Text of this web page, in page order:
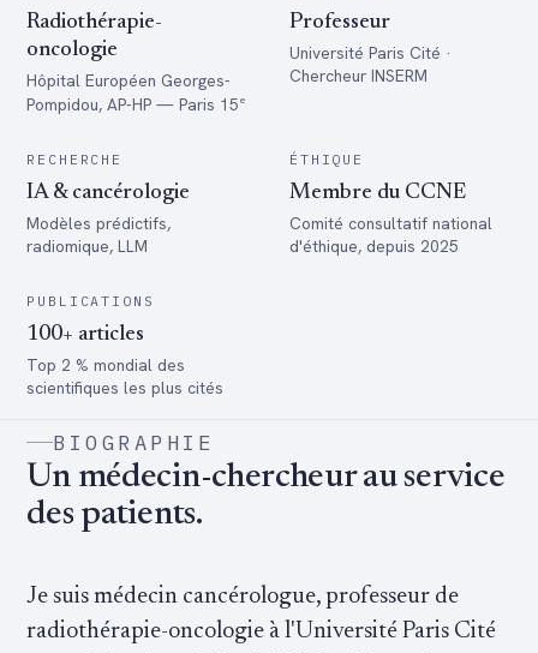
Radiothérapie-
oncologie
Hôpital Européen Georges-
Pompidou, AP-HP — Paris 15e
Professeur
Université Paris Cité ·
Chercheur INSERM
RECHERCHE
IA & cancérologie
Modèles prédictifs,
radiomique, LLM
ÉTHIQUE
Membre du CCNE
Comité consultatif national
d'éthique, depuis 2025
PUBLICATIONS
100+ articles
Top 2 % mondial des
scientifiques les plus cités
BIOGRAPHIE
Un médecin-chercheur au service
des patients.
Je suis médecin cancérologue, professeur de
radiothérapie-oncologie à l'Université Paris Cité